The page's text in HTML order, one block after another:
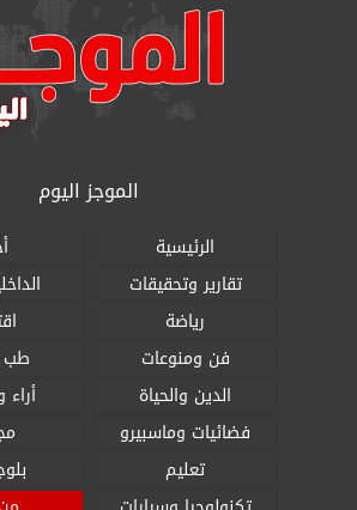
الموجز اليوم
الرئيسية
تقارير وتحقيقات
رياضة
فن ومنوعات
طب
الدين والحياة
فضائيات وماسبيرو
تعليم